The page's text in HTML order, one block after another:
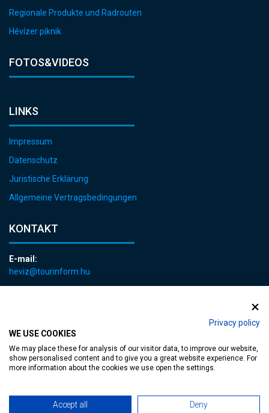
Privacy policy
WE USE COOKIES
We may place these for analysis of our visitor data, to improve our website,
show personalised content and to give you a great website experience. For
more information about the cookies we use open the settings.
Accept all Deny
Regionale Produkte und Radrouten
Hévízer piknik
FOTOS&VIDEOS
LINKS
Impressum
Datenschutz
Juristische Erklärung
Allgemeine Vertragsbedingungen
KONTAKT
E-mail:
heviz@tourinform.hu